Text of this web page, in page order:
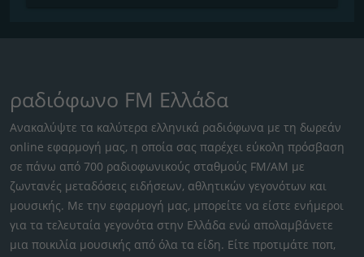
ραδιόφωνο FM Ελλάδα
Ανακαλύψτε τα καλύτερα ελληνικά ραδιόφωνα με τη δωρεάν
online εφαρμογή μας, η οποία σας παρέχει εύκολη πρόσβαση
σε πάνω από 700 ραδιοφωνικούς σταθμούς FM/AM με
ζωντανές μεταδόσεις ειδήσεων, αθλητικών γεγονότων και
μουσικής. Με την εφαρμογή μας, μπορείτε να είστε ενήμεροι
για τα τελευταία γεγονότα στην Ελλάδα ενώ απολαμβάνετε
μια ποικιλία μουσικής από όλα τα είδη. Είτε προτιμάτε ποπ,